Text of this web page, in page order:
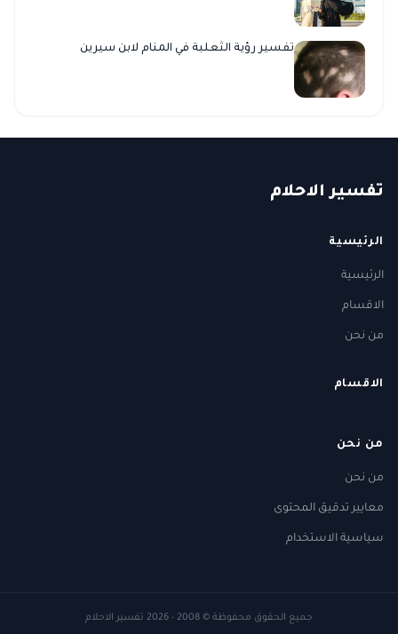
تفسير رؤية الثعلبة في المنام لابن سيرين
تفسير الاحلام
الرئيسية
الرئيسية
الاقسام
من نحن
الاقسام
من نحن
من نحن
معايير تدقيق المحتوى
سياسية الاستخدام
جميع الحقوق محفوظة © 2008 - 2026 تفسير الاحلام